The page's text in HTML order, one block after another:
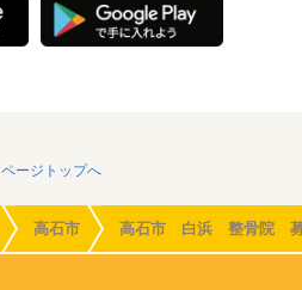
ページトップへ
高石市 高石市 白浜 整骨院